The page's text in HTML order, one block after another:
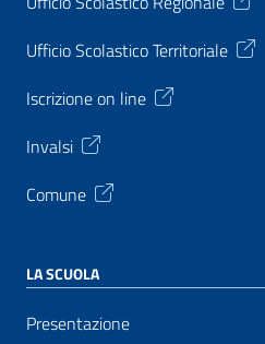
Ufficio Scolastico Territoriale
Iscrizione on line
Invalsi
Comune
LA SCUOLA
Presentazione